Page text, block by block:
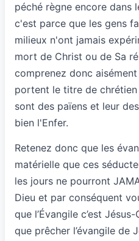
péché règne encore dans
c'est parce que les gens
milieux n'ont jamais
mort de Christ ou de Sa
comprenez donc
portent le titre de
sont des païens et leur
bien l'Enfer.
Retenez donc que les
matérielle que ces
les jours ne pourront
Dieu et par conséquent
que l’Évangile c’est
que prêcher l’évangile de